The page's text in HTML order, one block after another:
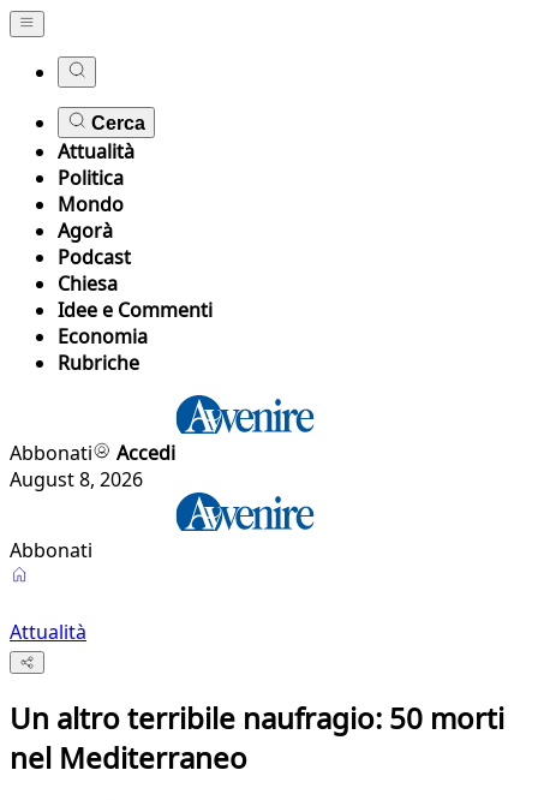
Cerca
Attualità
Politica
Mondo
Agorà
Podcast
Chiesa
Idee e Commenti
Economia
Rubriche
Abbonati
Accedi
August 8, 2026
Abbonati
Attualità
Un altro terribile naufragio: 50 morti
nel Mediterraneo